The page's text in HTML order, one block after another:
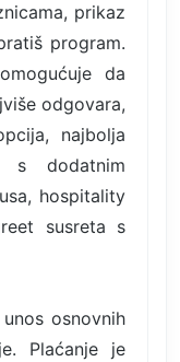
prikaz
program.
da
odgovara,
najbolja
s dodatnim
hospitality
susreta s
osnovnih
Plaćanje je